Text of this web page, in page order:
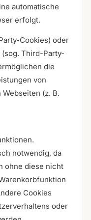
automatische
erfolgt.
Cookies) oder
Third-Party-
die
von
(z. B.
notwendig, da
ohne diese nicht
Cookies
oder